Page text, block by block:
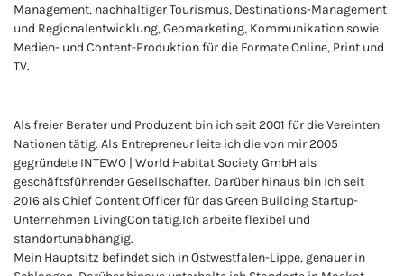
Management, nachhaltiger Tourismus, Destinations-Management
und Regionalentwicklung, Geomarketing, Kommunikation sowie
Medien- und Content-Produktion für die Formate Online, Print und
TV.
Als freier Berater und Produzent bin ich seit 2001 für die Vereinten
Nationen tätig. Als Entrepreneur leite ich die von mir 2005
gegründete INTEWO | World Habitat Society GmbH als
geschäftsführender Gesellschafter. Darüber hinaus bin ich seit
2016 als Chief Content Officer für das Green Building Startup-
Unternehmen LivingCon tätig.Ich arbeite flexibel und
standortunabhängig.
Mein Hauptsitz befindet sich in Ostwestfalen-Lippe, genauer in